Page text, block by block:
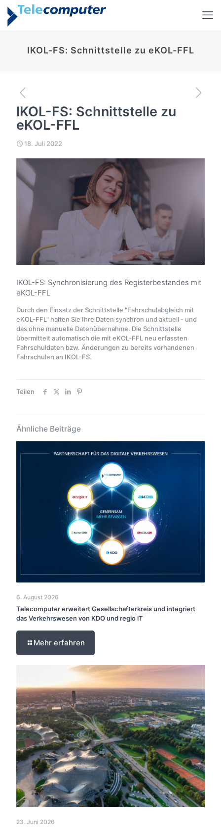
IKOL-FS: Schnittstelle zu eKOL-FFL
IKOL-FS: Schnittstelle zu
eKOL-FFL
18. Juli 2022
IKOL-FS: Synchronisierung des Registerbestandes mit
eKOL-FFL
Durch den Einsatz der Schnittstelle "Fahrschulabgleich mit
eKOL-FFL" halten Sie Ihre Daten synchron und aktuell - und
das ohne manuelle Datenübernahme. Die Schnittstelle
übermittelt automatisch die mit eKOL-FFL neu erfassten
Fahrschuldaten bzw. Änderungen zu bereits vorhandenen
Fahrschulen an IKOL-FS.
Teilen
Ähnliche Beiträge
6. August 2026
Telecomputer erweitert Gesellschafterkreis und integriert
das Verkehrswesen von KDO und regio iT
Mehr erfahren
23. Juni 2026